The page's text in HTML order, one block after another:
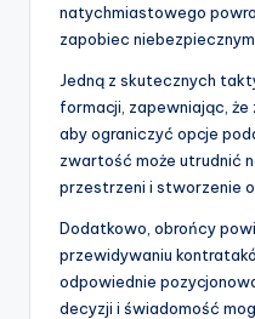
natychmiastowego
zapobiec
Jedną z skutecznych
formacji, zapewniając, że
aby ograniczyć opcje
zwartość może utrudnić
przestrzeni i stworzenie
Dodatkowo, obrońcy
przewidywaniu
odpowiednie
decyzji i świadomość